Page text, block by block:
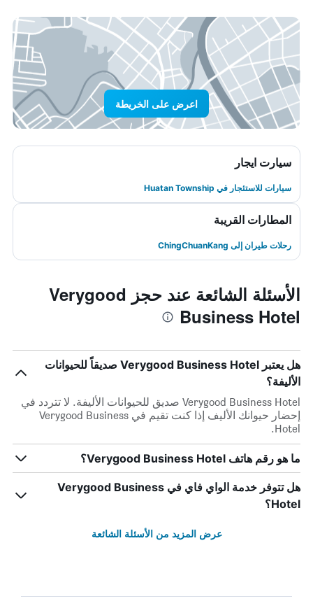
اعرض على الخريطة
سيارت ايجار
سيارات للاستئجار في Huatan Township
المطارات القريبة
رحلات طيران إلى ChingChuanKang
الأسئلة الشائعة عند حجز Verygood
Business Hotel
هل يعتبر Verygood Business Hotel صديقاً للحيوانات
الأليفة؟
Verygood Business Hotel صديق للحيوانات الأليفة. لا تتردد في
إحضار حيوانك الأليف إذا كنت تقيم في Verygood Business
Hotel.
ما هو رقم هاتف Verygood Business Hotel؟
هل تتوفر خدمة الواي فاي في Verygood Business
Hotel؟
عرض المزيد من الأسئلة الشائعة